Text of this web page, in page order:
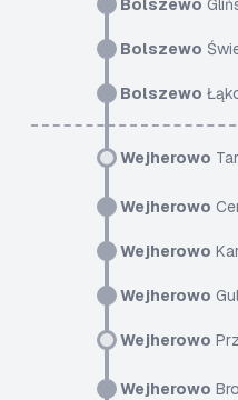
Bolszewo
Bolszewo
Bolszewo
Wejherowo
Wejherowo
Wejherowo
Wejherowo
Wejherowo
Wejherowo